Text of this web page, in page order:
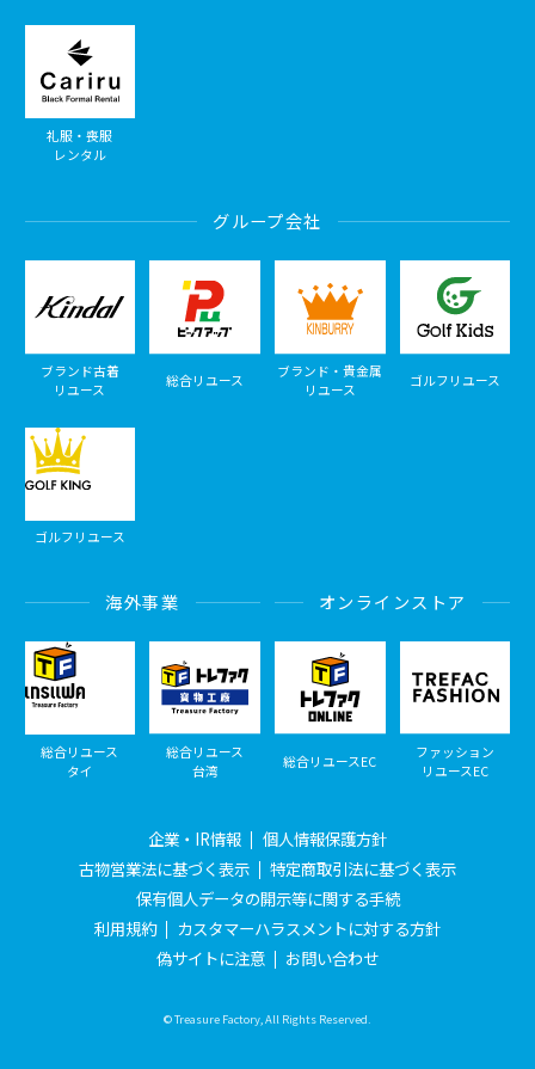
礼服・喪服
レンタル
グループ会社
ブランド古着
リユース
総合リユース
ブランド・貴金属
リユース
ゴルフリユース
ゴルフリユース
海外事業
総合リユース
タイ
総合リユース
台湾
オンラインストア
総合リユースEC
ファッション
リユースEC
企業・IR情報
個人情報保護方針
古物営業法に基づく表示
特定商取引法に基づく表示
保有個人データの開示等に関する手続
利用規約
カスタマーハラスメントに対する方針
偽サイトに注意
お問い合わせ
© Treasure Factory, All Rights Reserved.